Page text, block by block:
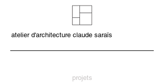
atelier d'architecture claude saraïs
projets